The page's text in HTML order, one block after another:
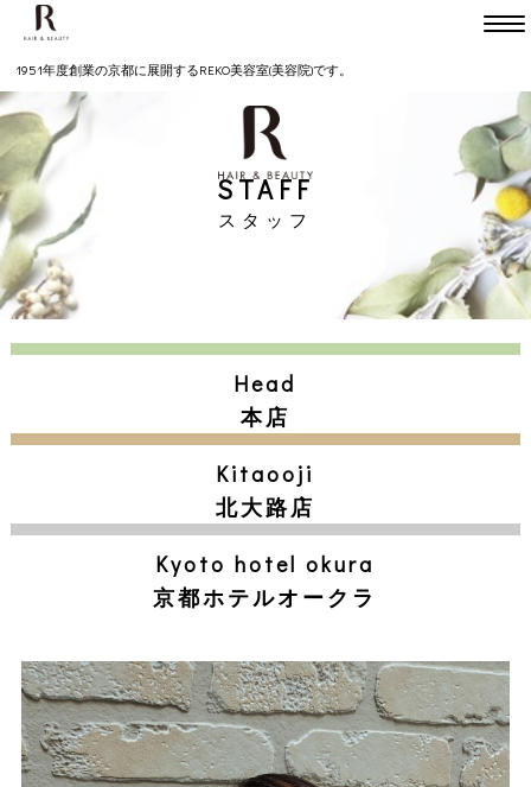
1951年度創業の京都に展開するREKO美容室(美容院)です。
Head
TEL075-231-7747
Kitaooji
TEL075-491-2050
mokara bridal etc.
HOME
本店
北大路店
mokara bridal etc.
モカラ
本店
Kitaoojie
北大路店
mokara bridal etc.
モカラ
ORIGINALITY
BLOG
NEWS
PRODUCT
STAFF
スタッフ
Head
本店
Kitaooji
北大路店
Kyoto hotel okura
京都ホテルオークラ